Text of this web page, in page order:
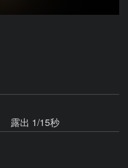
露出 1/15秒